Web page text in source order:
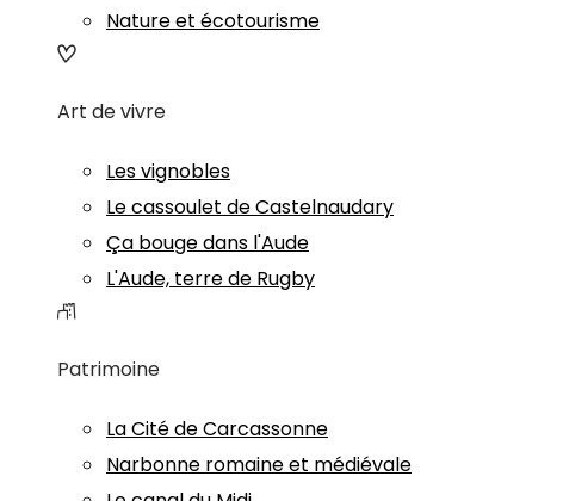
Nature et écotourisme
Art de vivre
Les vignobles
Le cassoulet de Castelnaudary
Ça bouge dans l'Aude
L'Aude, terre de Rugby
Patrimoine
La Cité de Carcassonne
Narbonne romaine et médiévale